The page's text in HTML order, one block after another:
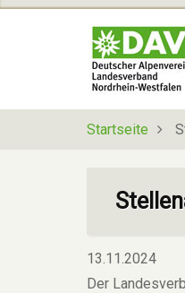
Direkt
Startseite
13.11.2024
Der